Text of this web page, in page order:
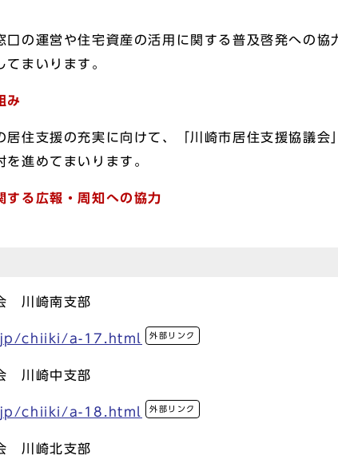
の運営や住宅資産の活用に関する普及啓発への協
てまいります。
み
住支援の充実に向けて、「川崎市居住支援協議会
進めてまいります。
する広報・周知への協力
川崎南支部
chiiki/a-17.html 外部リンク
川崎中支部
chiiki/a-18.html 外部リンク
川崎北支部